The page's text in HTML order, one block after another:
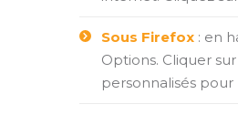
Sous Firefox : en
Options. Cliquer
personnalisés pour